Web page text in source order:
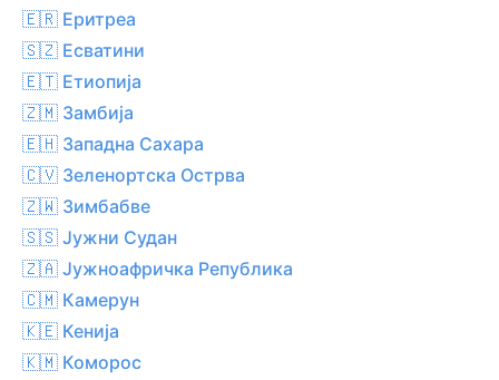
🇪🇷 Еритреа
🇸🇿 Есватини
🇪🇹 Етиопија
🇿🇲 Замбија
🇪🇭 Западна Сахара
🇨🇻 Зеленортска Острва
🇿🇼 Зимбабве
🇸🇸 Јужни Судан
🇿🇦 Јужноафричка Република
🇨🇲 Камерун
🇰🇪 Кенија
🇰🇲 Коморос